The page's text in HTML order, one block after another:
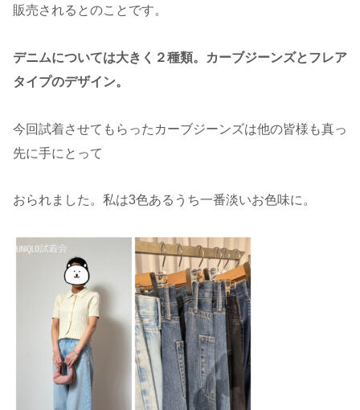
販売されるとのことです。
デニムについては大きく２種類。カーブジーンズとフレア
タイプのデザイン。
今回試着させてもらったカーブジーンズは他の皆様も真っ
先に手にとって
おられました。私は3色あるうち一番淡いお色味に。